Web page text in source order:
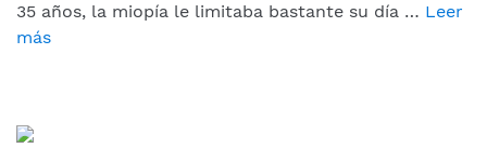
35 años, la miopía le limitaba bastante su día … Leer
más